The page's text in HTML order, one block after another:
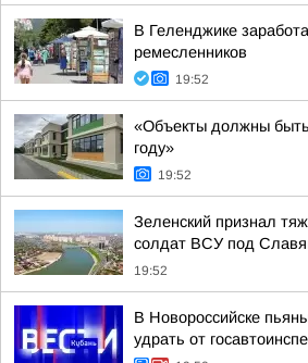
В Геленджике
ремесленников
19:52
«Объекты должны
году»
19:52
Зеленский признал
солдат ВСУ под
19:52
В Новороссийске
удрать от